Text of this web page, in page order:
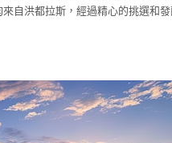
自洪都拉斯，經過精心的挑選和